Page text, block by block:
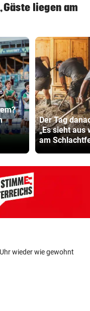
liegen am
Der Tag
„Es sieht aus
am
wieder wie gewohnt